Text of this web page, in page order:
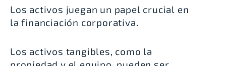
Los activos juegan un papel crucial en
la financiación corporativa.
Los activos tangibles, como la